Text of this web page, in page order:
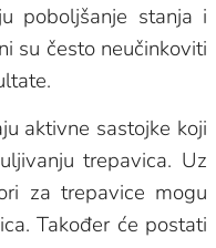
poboljšanje stanja i
su često neučinkoviti
aktivne sastojke koji
trepavica. Uz
za trepavice mogu
Također će postati